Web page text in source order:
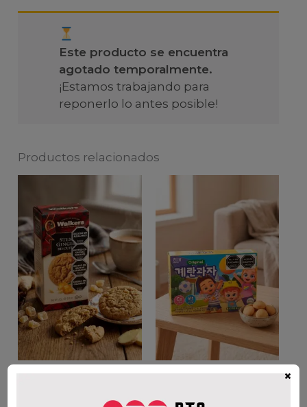
Este producto se encuentra
agotado temporalmente.
¡Estamos trabajando para
reponerlo lo antes posible!
Productos relacionados
BISCUITS 150gr
$6.000
×